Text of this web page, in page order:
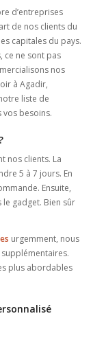
d’entreprises
de nos clients du
capitales du pays.
ce ne sont pas
nos
à Agadir,
liste de
besoins.
nos clients. La
5 à 7 jours. En
Ensuite,
gadget. Bien sûr
urgemment, nous
plus abordables